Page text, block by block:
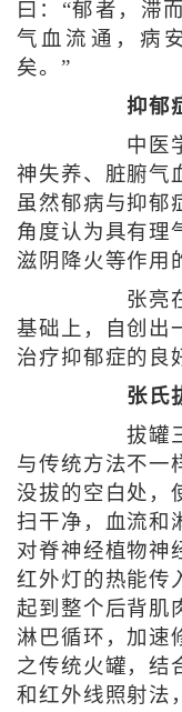
曰：“郁者，滞
气血流通，病
矣。”
抑郁
中医学
神失养、脏腑气
虽然郁病与抑郁
角度认为具有理
滋阴降火等作用
张亮在
基础上，自创出
治疗抑郁症的良
张氏
拔罐三
与传统方法不一
没拔的空白处，
扫干净，血流和
对脊神经植物神
红外灯的热能传
起到整个后背肌
淋巴循环，加速
之传统火罐，结
和红外线照射法